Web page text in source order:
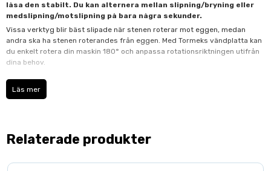
låsa den stabilt. Du kan alternera mellan slipning/bryning eller
medslipning/motslipning på bara några sekunder.
Vissa verktyg blir bäst slipade när stenen roterar mot eggen, medan
andra ska ha stenen roterandes från eggen. Med Tormeks vändplatta kan
du enkelt rotera din maskin 180° och anpassa rotationsriktningen utifrån
dina behov.
Vändplattan gör det också enkelt att skifta mellan slipning och bryning.
Bryna alltid med läderbrynskivan roterandes från eggen, annars finns
maski­nen och förändra slipställningen. Du roterar enkelt utan tunga lyft
Läs mer
Relaterade produkter